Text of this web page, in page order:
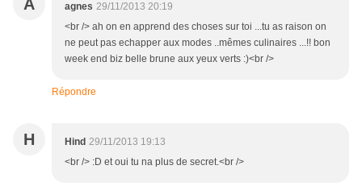
A agnes 29/11/2013 20:19
<br /> ah on en apprend des choses sur toi ...tu as raison on
ne peut pas echapper aux modes ..mêmes culinaires ...!! bon
week end biz belle brune aux yeux verts :)<br />
Répondre
H Hind 29/11/2013 19:13
<br /> :D et oui tu na plus de secret.<br />